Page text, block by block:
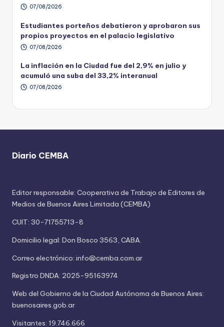
07/08/2026
Estudiantes porteños debatieron y aprobaron sus
propios proyectos en el palacio legislativo
07/08/2026
La inflación en la Ciudad fue del 2,9% en julio y
acumuló una suba del 33,2% interanual
07/08/2026
Diario CEMBA
Editor responsable: Cooperativa de Trabajo de Editores de
Medios de Buenos Aires Limitada (CEMBA)
CUIT: 30-71755713-8
Domicilio legal: Don Bosco 3563, CABA.
Correo electrónico: info@cemba.com.ar
Registro DNDA: 2025-95163974
Web del Gobierno de la Ciudad Autónoma de Buenos Aires:
buenosaires.gob.ar
Visitantes: 19.746.666